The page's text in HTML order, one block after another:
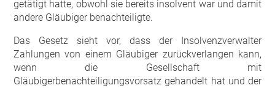
getätigt hatte, obwohl sie bereits insolvent war und damit
andere Gläubiger benachteiligte.
Das Gesetz sieht vor, dass der Insolvenzverwalter
Zahlungen von einem Gläubiger zurückverlangen kann,
wenn die Gesellschaft mit
Gläubigerbenachteiligungsvorsatz gehandelt hat und der